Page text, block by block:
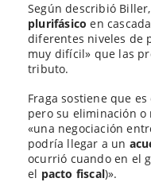
Según describió
plurifásico en
diferentes niveles de
muy difícil» que las
tributo.
Fraga sostiene que es
pero su eliminación
«una negociación
podría llegar a un
ocurrió cuando en el
el pacto fiscal)».